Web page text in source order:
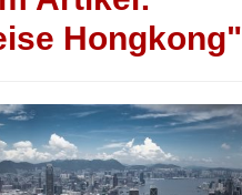
Hongkong"